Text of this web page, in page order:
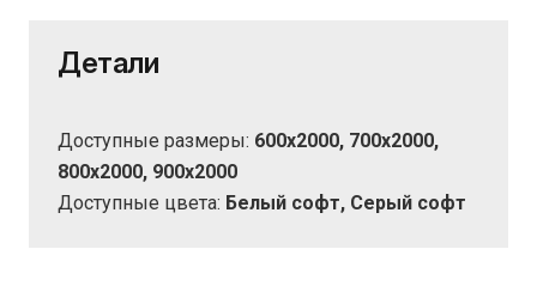
Детали
Доступные размеры: 600х2000, 700х2000,
800х2000, 900х2000
Доступные цвета: Белый софт, Серый софт